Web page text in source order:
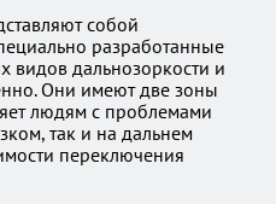
собой
разработанные
видов дальнозоркости и
Они имеют две зоны
людям с проблемами
так и на дальнем
переключения